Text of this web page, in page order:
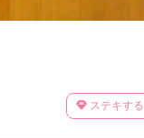
ステキする